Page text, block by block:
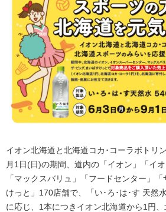
イオン北海道と北海道コカ･コーラボトリ
月1日(日)の期間、道内の「イオン」「イ
「マックスバリュ」「フードセンター」
けっと」170店舗で、「い･ろ･は･す 天然
に応じ、1本につきイオン北海道から1円